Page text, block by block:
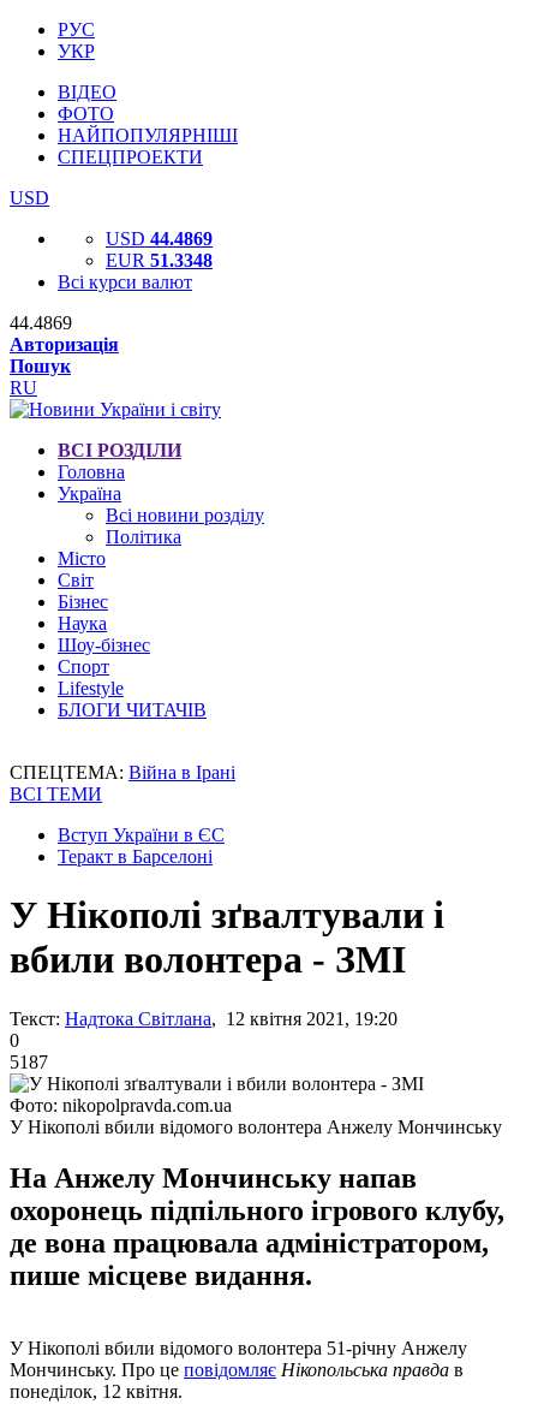
РУС
УКР
ВІДЕО
ФОТО
НАЙПОПУЛЯРНІШІ
СПЕЦПРОЕКТИ
USD
USD 44.4869
EUR 51.3348
Всі курси валют
44.4869
Авторизація
Пошук
RU
ВСІ РОЗДІЛИ
Головна
Україна
Всі новини розділу
Політика
Місто
Світ
Бізнес
Наука
Шоу-бізнес
Спорт
Lifestyle
БЛОГИ ЧИТАЧІВ
СПЕЦТЕМА: Війна в Ірані
ВСІ ТЕМИ
Вступ України в ЄС
Теракт в Барселоні
У Нікополі зґвалтували і
вбили волонтера - ЗМІ
Текст: Надтока Світлана, 12 квітня 2021, 19:20
0
5187
Фото: nikopolpravda.com.ua
У Нікополі вбили відомого волонтера Анжелу Мончинську
На Анжелу Мончинську напав
охоронець підпільного ігрового клубу,
де вона працювала адміністратором,
пише місцеве видання.
У Нікополі вбили відомого волонтера 51-річну Анжелу
Мончинську. Про це повідомляє Нікопольська правда в
понеділок, 12 квітня.